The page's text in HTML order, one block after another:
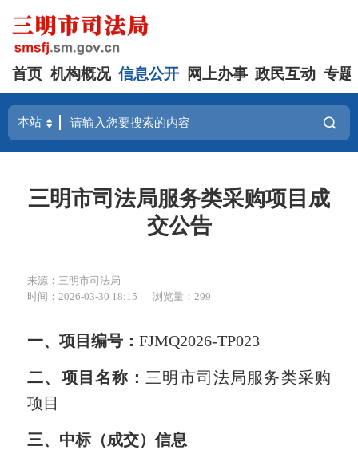
首页 机构概况 信息公开 网上办事 政民互动 专题
三明市司法局服务类采购项目成
交公告
来源：三明市司法局
时间：2026-03-30 18:15
浏览量：299
一、项目编号：FJMQ2026-TP023
二、 项目名称： 三明市司法局服务类采购
项目
三、中标（成交）信息